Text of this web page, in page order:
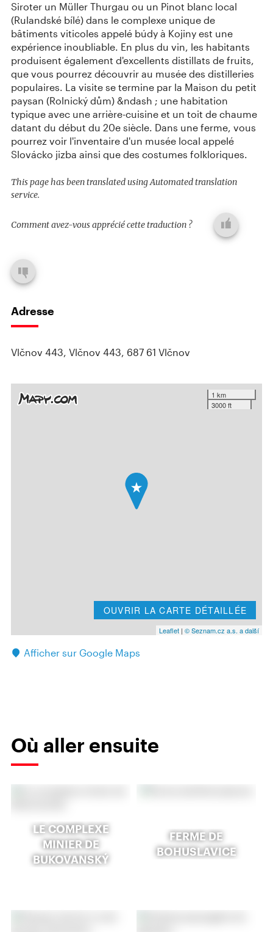
Siroter un Müller Thurgau ou un Pinot blanc local
(Rulandské bílé) dans le complexe unique de
bâtiments viticoles appelé búdy à Kojiny est une
expérience inoubliable. En plus du vin, les habitants
produisent également d'excellents distillats de fruits,
que vous pourrez découvrir au musée des distilleries
populaires. La visite se termine par la Maison du petit
paysan (Rolnický dům) &ndash ; une habitation
typique avec une arrière-cuisine et un toit de chaume
datant du début du 20e siècle. Dans une ferme, vous
pourrez voir l'inventaire d'un musée local appelé
Slovácko jizba ainsi que des costumes folkloriques.
This page has been translated using Automated translation
service.
Comment avez-vous apprécié cette traduction ?
Adresse
Vlčnov 443, Vlčnov 443, 687 61 Vlčnov
1 km
3000 ft
OUVRIR LA CARTE DÉTAILLÉE
Leaflet | © Seznam.cz a.s. a další
Afficher sur Google Maps
Où aller ensuite
LE COMPLEXE
MINIER DE
BUKOVANSKÝ
FERME DE
BOHUSLAVICE